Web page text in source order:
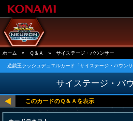
ホーム » Ｑ＆Ａ » サイステージ・バウンサー
遊戯王ラッシュデュエルカード「サイステージ・バウン
サイステージ・バ